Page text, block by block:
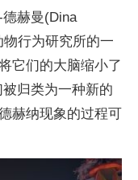
赫曼(Dina
行为研究所的一
它们的大脑缩小了
归类为一种新的
赫纳现象的过程可